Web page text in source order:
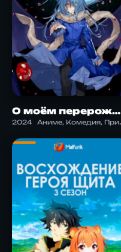
О моём перерождении в слизь 3
2024 Аниме, Комедия, Приключения, Сёнэн, Фэнтези, Экшен